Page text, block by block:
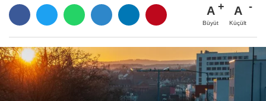
A
Büyüt
A
Küçült